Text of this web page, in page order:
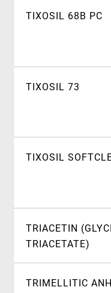
TIXOSIL 68B PC
TIXOSIL 73
TIXOSIL
TRIACETIN
TRIACETATE)
TRIMELLITIC